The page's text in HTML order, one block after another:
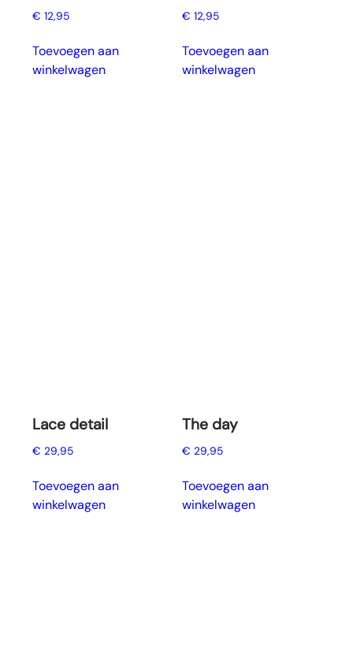
€ 12,95
Toevoegen aan
winkelwagen
€ 12,95
Toevoegen aan
winkelwagen
Lace detail
€ 29,95
Toevoegen aan
winkelwagen
The day
€ 29,95
Toevoegen aan
winkelwagen